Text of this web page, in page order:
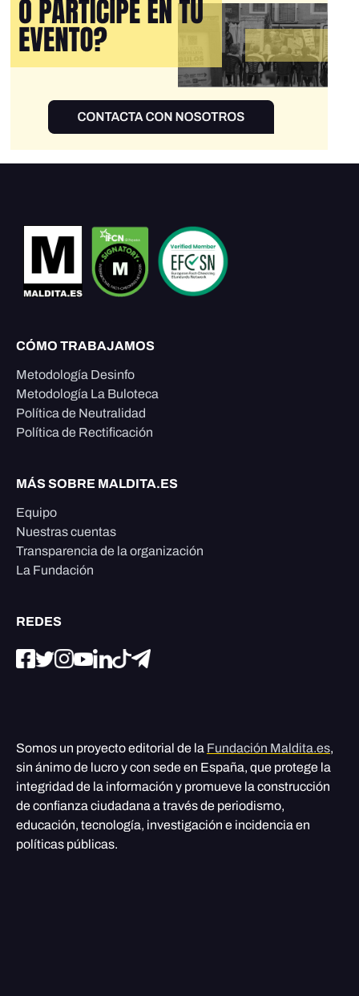
CÓMO TRABAJAMOS
Metodología Desinfo
Metodología La Buloteca
Política de Neutralidad
Política de Rectificación
MÁS SOBRE MALDITA.ES
Equipo
Nuestras cuentas
Transparencia de la organización
La Fundación
REDES
Somos un proyecto editorial de la Fundación Maldita.es,
sin ánimo de lucro y con sede en España, que protege la
integridad de la información y promueve la construcción
de confianza ciudadana a través de periodismo,
educación, tecnología, investigación e incidencia en
políticas públicas.